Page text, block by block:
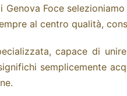
Foce
al centro qualità,
capace di
semplicemente